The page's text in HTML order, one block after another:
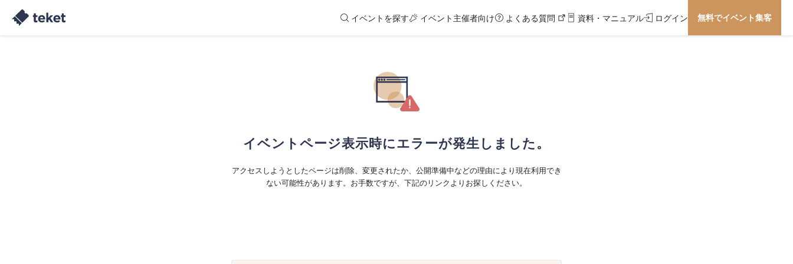
イベントを探す イベント主催者向け よくある質問 資料・マニュアル ログイン 無料でイベント集客
イベントページ表示時にエラーが発生しました。
アクセスしようとしたページは削除、変更されたか、公開準備中などの理由により現在利用でき
ない可能性があります。お手数ですが、下記のリンクよりお探しください。